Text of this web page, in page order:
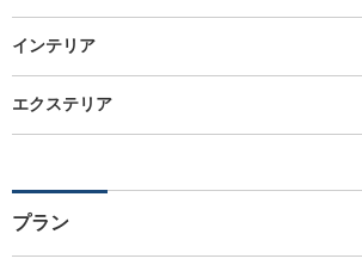
インテリア
エクステリア
プラン